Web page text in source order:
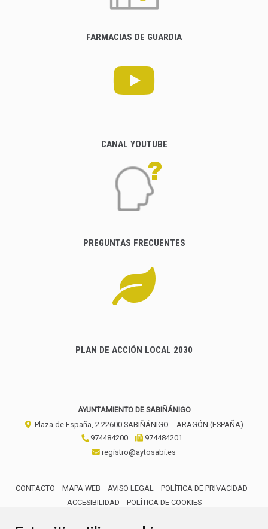
FARMACIAS DE GUARDIA
CANAL YOUTUBE
PREGUNTAS FRECUENTES
PLAN DE ACCIÓN LOCAL 2030
AYUNTAMIENTO DE SABIÑÁNIGO
Plaza de España, 2 22600 SABIÑÁNIGO - ARAGÓN (ESPAÑA)
974484200
974484201
registro@aytosabi.es
CONTACTO MAPA WEB AVISO LEGAL
POLÍTICA DE PRIVACIDAD
ACCESIBILIDAD
POLÍTICA DE COOKIES